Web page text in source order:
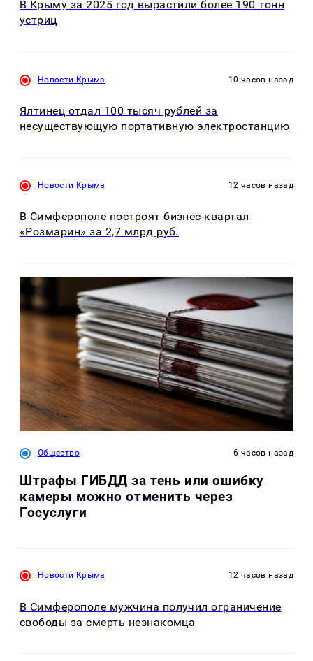
В Крыму за 2025 год вырастили более 190 тонн
устриц
Новости Крыма 10 часов назад
Ялтинец отдал 100 тысяч рублей за
несуществующую портативную электростанцию
Новости Крыма 12 часов назад
В Симферополе построят бизнес-квартал
«Розмарин» за 2,7 млрд руб.
Общество 6 часов назад
Штрафы ГИБДД за тень или ошибку
камеры можно отменить через
Госуслуги
Новости Крыма 12 часов назад
В Симферополе мужчина получил ограничение
свободы за смерть незнакомца